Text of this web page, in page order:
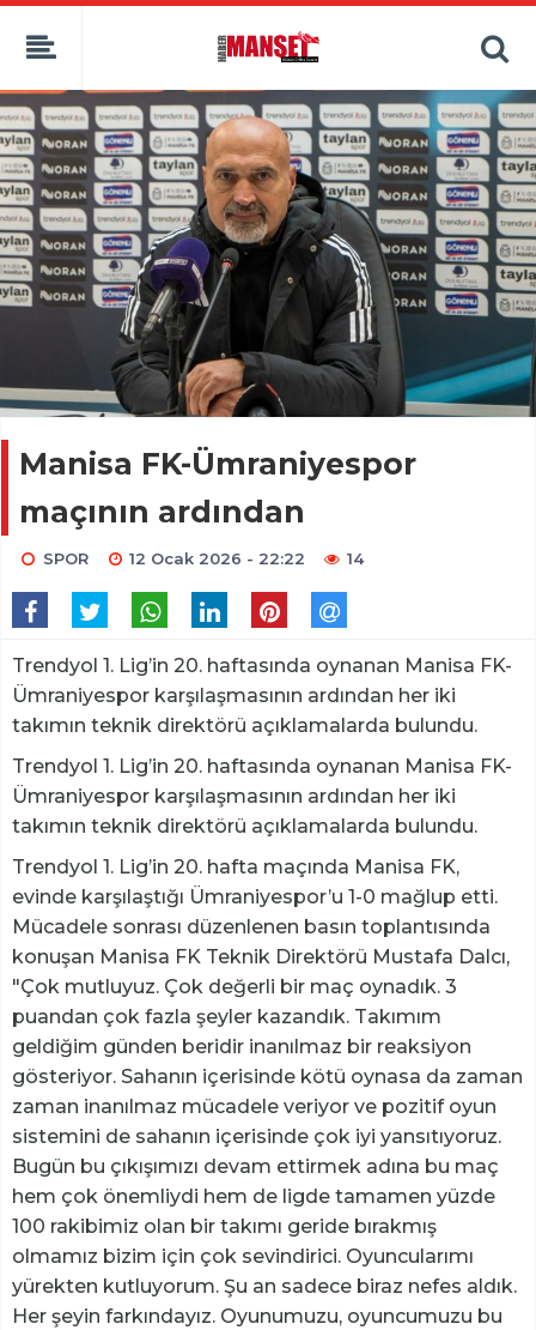
Manisa FK-Ümraniyespor
maçının ardından
SPOR 12 Ocak 2026 - 22:22 14
Trendyol 1. Lig’in 20. haftasında oynanan Manisa FK-
Ümraniyespor karşılaşmasının ardından her iki
takımın teknik direktörü açıklamalarda bulundu.
Trendyol 1. Lig’in 20. haftasında oynanan Manisa FK-
Ümraniyespor karşılaşmasının ardından her iki
takımın teknik direktörü açıklamalarda bulundu.
Trendyol 1. Lig’in 20. hafta maçında Manisa FK,
evinde karşılaştığı Ümraniyespor’u 1-0 mağlup etti.
Mücadele sonrası düzenlenen basın toplantısında
konuşan Manisa FK Teknik Direktörü Mustafa Dalcı,
"Çok mutluyuz. Çok değerli bir maç oynadık. 3
puandan çok fazla şeyler kazandık. Takımım
geldiğim günden beridir inanılmaz bir reaksiyon
gösteriyor. Sahanın içerisinde kötü oynasa da zaman
zaman inanılmaz mücadele veriyor ve pozitif oyun
sistemini de sahanın içerisinde çok iyi yansıtıyoruz.
Bugün bu çıkışımızı devam ettirmek adına bu maç
hem çok önemliydi hem de ligde tamamen yüzde
100 rakibimiz olan bir takımı geride bırakmış
olmamız bizim için çok sevindirici. Oyuncularımı
yürekten kutluyorum. Şu an sadece biraz nefes aldık.
Her şeyin farkındayız. Oyunumuzu, oyuncumuzu bu